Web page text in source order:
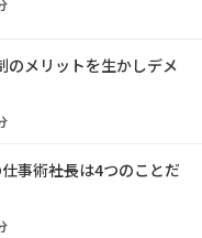
のメリットを生かしデメ
事術――社長は4つのことだ